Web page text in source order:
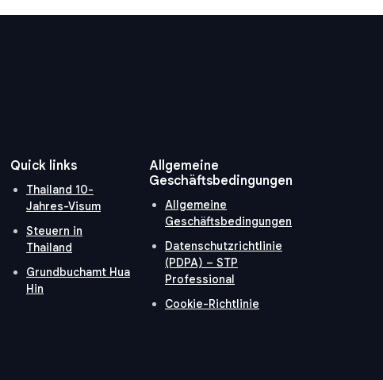
Quick links
Thailand 10-
Jahres-Visum
Steuern in
Thailand
Grundbuchamt Hua
Hin
Allgemeine
Geschäftsbedingungen
Allgemeine
Geschäftsbedingungen
Datenschutzrichtlinie
(PDPA) – STP
Professional
Cookie-Richtlinie